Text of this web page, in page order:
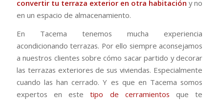
convertir tu terraza exterior en otra habitación y no
en un espacio de almacenamiento.
En Tacema tenemos mucha experiencia
acondicionando terrazas. Por ello siempre aconsejamos
a nuestros clientes sobre cómo sacar partido y decorar
las terrazas exteriores de sus viviendas. Especialmente
cuando las han cerrado. Y es que en Tacema somos
expertos en estetipo de cerramientos que te